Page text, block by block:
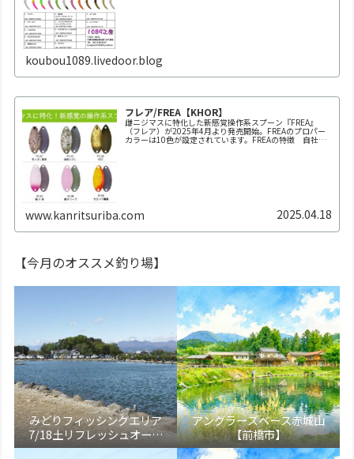
koubou1089.livedoor.blog
フレア/FREA【KHOR】
雌ニジマスに特化した新感覚操作系スプーン『FREA』
（フレア）が2025年4月より発売開始。FREAのプロパー
カラーは10色が設定されています。FREAの特徴 自社養
www.kanritsuriba.com 2025.04.18
【今月のオススメ釣り場】
みどりフィッシングエリア
7/18土リフレッシュオープ
ン！【大田原市】
アングラーズベース赤城山
【前橋市】